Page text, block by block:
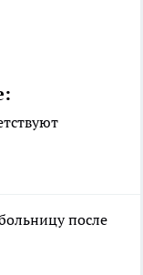
после